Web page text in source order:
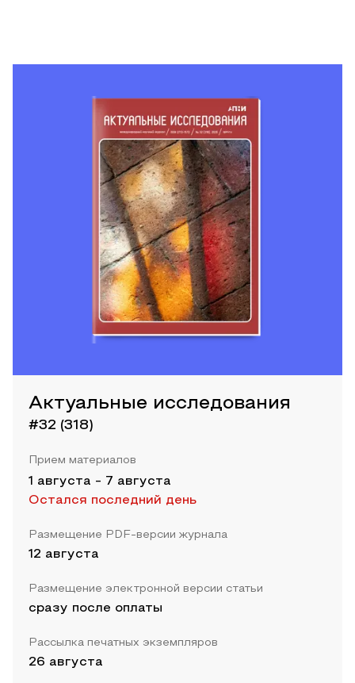
Актуальные исследования
#32 (318)
Прием материалов
1 августа - 7 августа
Остался последний день
Размещение PDF-версии журнала
12 августа
Размещение электронной версии статьи
сразу после оплаты
Рассылка печатных экземпляров
26 августа